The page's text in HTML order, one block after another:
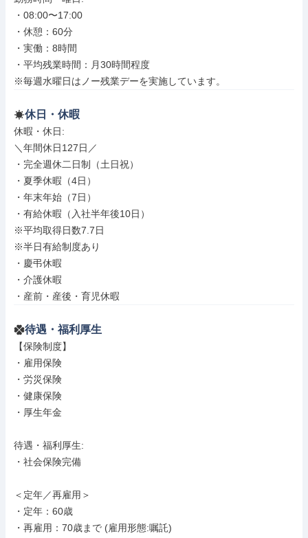
・08:00〜17:00
・休憩：60分
・実働：8時間
・平均残業時間：月30時間程度
※毎週水曜日はノー残業デーを実施しています。
休日・休暇
休暇・休日:
＼年間休日127日／
・完全週休二日制（土日祝）
・夏季休暇（4日）
・年末年始（7日）
・有給休暇（入社半年後10日）
※平均取得日数7.7日
※半日有給制度あり
・慶弔休暇
・介護休暇
・産前・産後・育児休暇
待遇・福利厚生
【保険制度】
・雇用保険
・労災保険
・健康保険
・厚生年金
待遇・福利厚生:
・社会保険完備
＜定年／再雇用＞
・定年：60歳
・再雇用：70歳まで (雇用形態:嘱託)